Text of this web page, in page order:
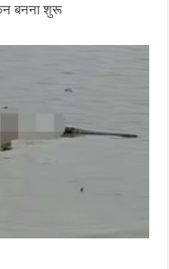
बनना शुरू